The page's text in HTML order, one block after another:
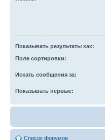
Показывать результаты как:
Поле сортировки:
Искать сообщения за:
Показывать первые:
Список форумов